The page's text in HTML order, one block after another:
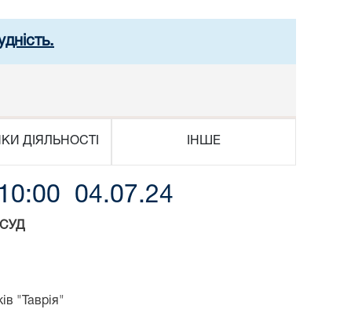
ДІЯЛЬНОСТІ ІНШЕ
04.07.24
"Таврія"